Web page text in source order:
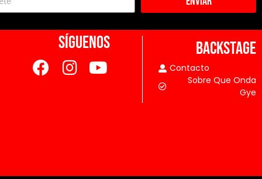
SÍGUENOS BACKSTAGE
Contacto
Sobre Que Onda
Gye